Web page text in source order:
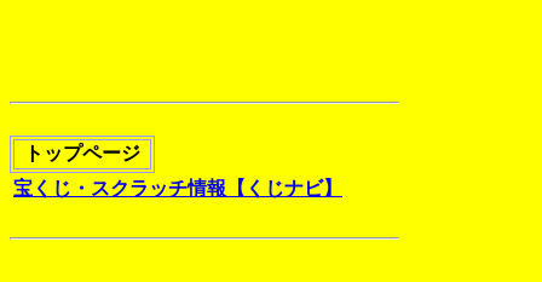
トップページ
宝くじ・スクラッチ情報【くじナビ】